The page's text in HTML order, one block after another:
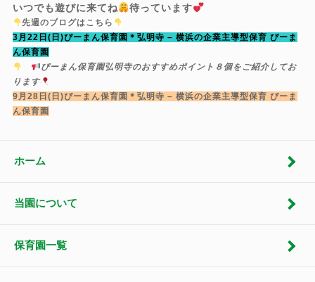
いつでも遊びに来てね
待っています
先週のブログはこちら
3月22日(日)ぴーまん保育園＊弘明寺 – 横浜の企業主導型保育 ぴーま
ん保育園
ぴーまん保育園弘明寺のおすすめポイント８個をご紹介してお
ります
9月28日(日)ぴーまん保育園＊弘明寺 – 横浜の企業主導型保育 ぴーま
ん保育園
ホーム
当園について
保育園一覧